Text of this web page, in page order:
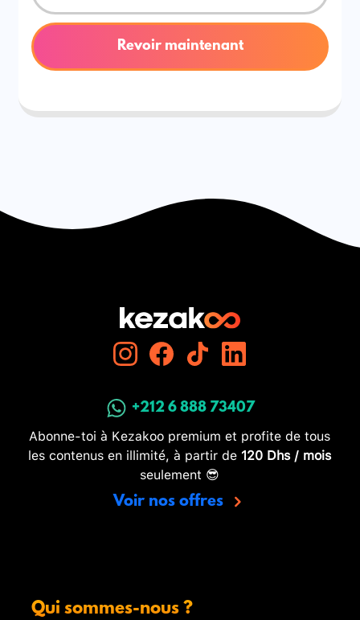
Revoir maintenant
+212 6 888 73407
Abonne-toi à Kezakoo premium et profite de tous
les contenus en illimité, à partir de 120 Dhs / mois
seulement 😎
Voir nos offres
Qui sommes-nous ?